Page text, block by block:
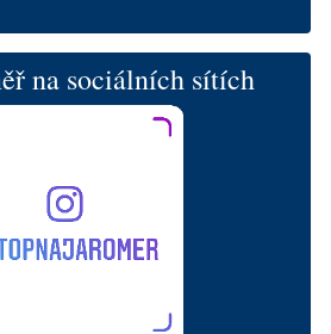
na sociálních sítích